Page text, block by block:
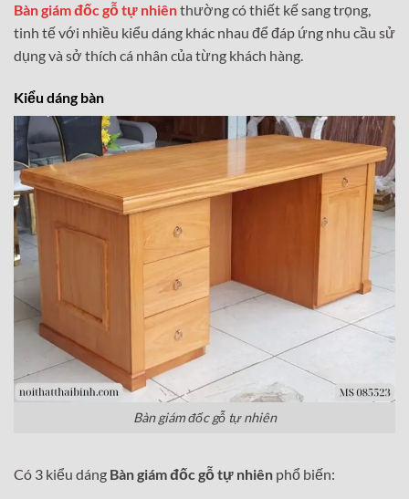
Bàn giám đốc gỗ tự nhiênthường có thiết kế sang trọng,
tinh tế với nhiều kiểu dáng khác nhau để đáp ứng nhu cầu sử
dụng và sở thích cá nhân của từng khách hàng.
Kiểu dáng bàn
Bàn giám đốc gỗ tự nhiên
Có 3 kiểu dáng Bàn giám đốc gỗ tự nhiên phổ biến: